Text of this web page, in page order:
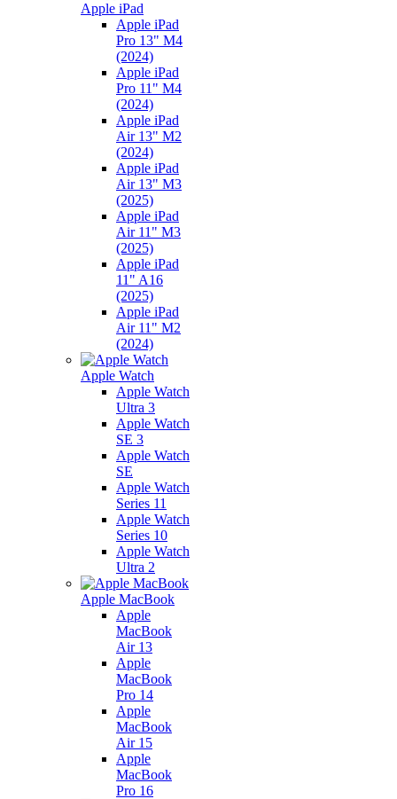
Apple iPad
Apple iPad
Pro 13" M4
(2024)
Apple iPad
Pro 11" M4
(2024)
Apple iPad
Air 13" M2
(2024)
Apple iPad
Air 13" M3
(2025)
Apple iPad
Air 11" M3
(2025)
Apple iPad
11" A16
(2025)
Apple iPad
Air 11" M2
(2024)
Apple Watch
Apple Watch
Ultra 3
Apple Watch
SE 3
Apple Watch
SE
Apple Watch
Series 11
Apple Watch
Series 10
Apple Watch
Ultra 2
Apple MacBook
Apple
MacBook
Air 13
Apple
MacBook
Pro 14
Apple
MacBook
Air 15
Apple
MacBook
Pro 16